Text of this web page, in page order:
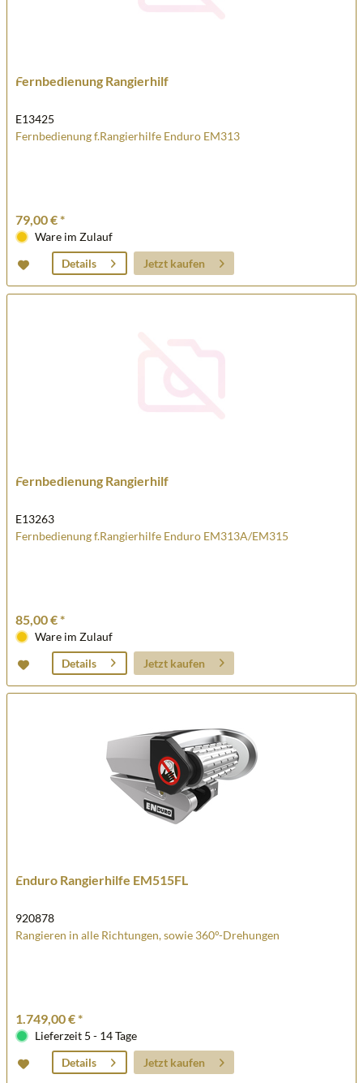
Fernbedienung Rangierhilf
E13425
Fernbedienung f.Rangierhilfe Enduro EM313
79,00 € *
Ware im Zulauf
Details
Jetzt kaufen
Fernbedienung Rangierhilf
E13263
Fernbedienung f.Rangierhilfe Enduro EM313A/EM315
85,00 € *
Ware im Zulauf
Details
Jetzt kaufen
Enduro Rangierhilfe EM515FL
920878
Rangieren in alle Richtungen, sowie 360°-Drehungen
1.749,00 € *
Lieferzeit 5 - 14 Tage
Details
Jetzt kaufen